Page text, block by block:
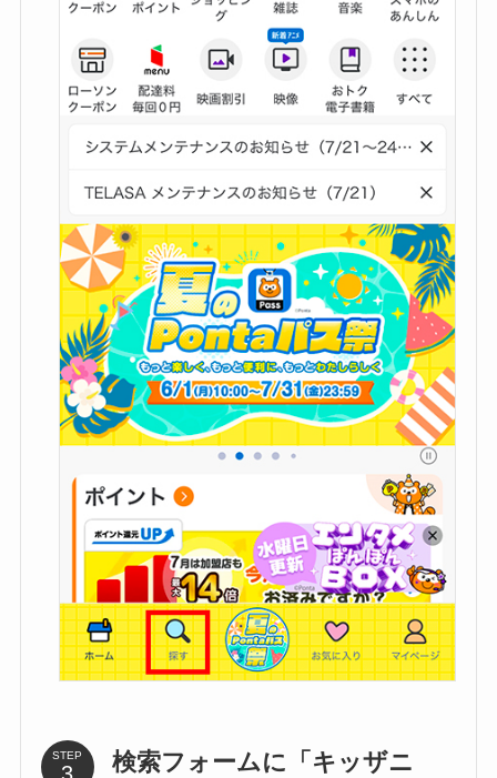
STEP
検索フォームに「キッザニ